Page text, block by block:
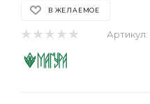
В ЖЕЛАЕМОЕ
Артикул: